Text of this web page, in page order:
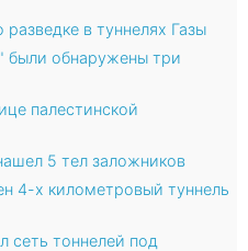
разведке в туннелях Газы
были обнаружены три
палестинской
5 тел заложников
4-х километровый туннель
сеть тоннелей под